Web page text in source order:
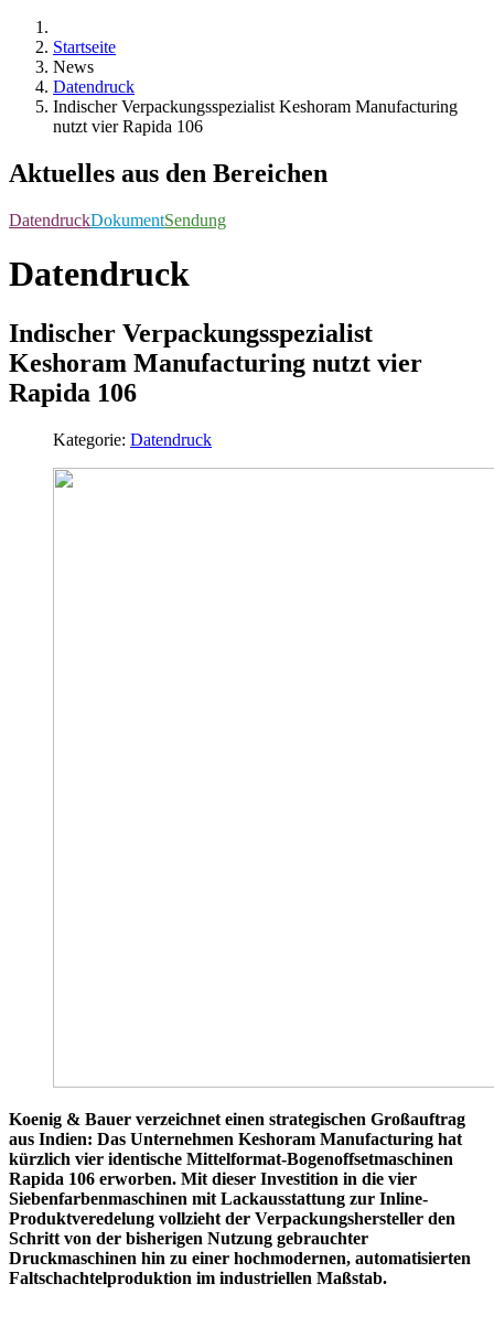
Startseite
News
Datendruck
Indischer Verpackungsspezialist Keshoram Manufacturing
nutzt vier Rapida 106
Aktuelles aus den Bereichen
DatendruckDokumentSendung
Datendruck
Indischer Verpackungsspezialist
Keshoram Manufacturing nutzt vier
Rapida 106
Kategorie: Datendruck
Koenig & Bauer verzeichnet einen strategischen Großauftrag
aus Indien: Das Unternehmen Keshoram Manufacturing hat
kürzlich vier identische Mittelformat-Bogenoffsetmaschinen
Rapida 106 erworben. Mit dieser Investition in die vier
Siebenfarbenmaschinen mit Lackausstattung zur Inline-
Produktveredelung vollzieht der Verpackungshersteller den
Schritt von der bisherigen Nutzung gebrauchter
Druckmaschinen hin zu einer hochmodernen, automatisierten
Faltschachtelproduktion im industriellen Maßstab.